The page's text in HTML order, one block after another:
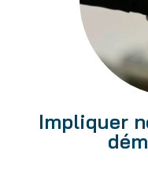
Impliquer